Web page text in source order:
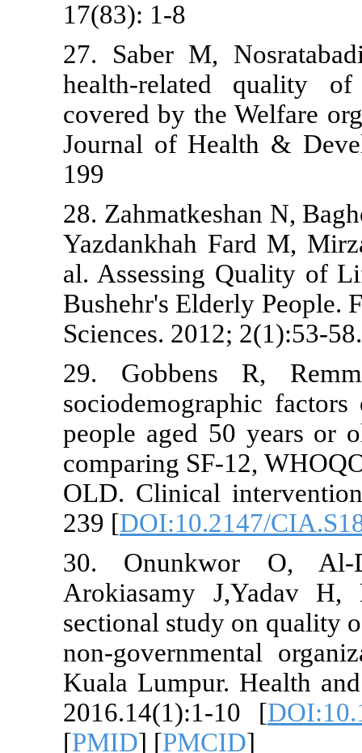
27. Saber
health-
covered by
Journal of
28.
Yazdankhah
al.
Bushehr's
Sciences.
29.
people aged
comparing
OLD.
239 [
30.
sectional
non-
Kuala
[PMID